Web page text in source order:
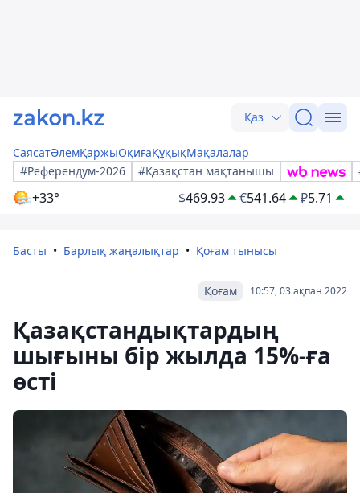
Қаз
СаясатӘлемҚаржыОқиғаҚұқықМақалалар
#Референдум-2026
#Қазақстан мақтанышы
+33° $469.93 €541.64 ₽5.71
Басты Барлық жаңалықтар Қоғам тынысы
10:57, 03 ақпан 2022
Қоғам
Қазақстандықтардың
шығыны бір жылда 15%-ға
өсті